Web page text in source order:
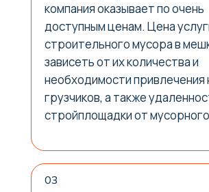
компания оказывает по очень
доступным ценам. Цена
строительного мусора в
зависеть от их количества и
необходимости привлечения
грузчиков, а также
стройплощадки от
03